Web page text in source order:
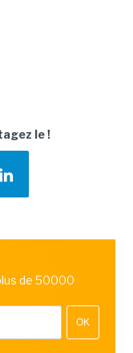
le !
de 50000
OK